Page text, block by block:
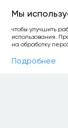
Мы
чтобы улучшить
использования.
на обработку
Подробнее
ОСТАЛОСЬ:
уточнить